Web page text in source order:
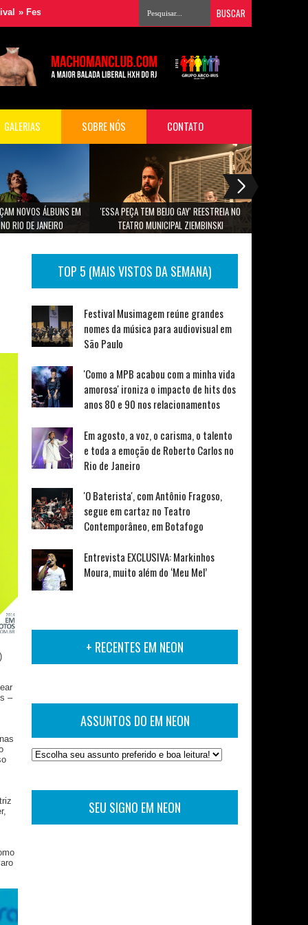
Musimagem reúne grandes nomes da música para audiovisual
GALERIAS SOBRE NÓS CONTATO
NOVOS ÁLBUNS EM
RIO DE JANEIRO
'ESSA PEÇA TEM BEIJO GAY' REESTREIA NO
TEATRO MUNICIPAL ZIEMBINSKI
–
TOP 5 (MAIS VISTOS DA SEMANA)
Festival Musimagem reúne grandes
nomes da música para audiovisual em
São Paulo
'Como a MPB acabou com a minha vida
amorosa' ironiza o impacto de hits dos
anos 80 e 90 nos relacionamentos
Em agosto, a voz, o carisma, o talento
e toda a emoção de Roberto Carlos no
Rio de Janeiro
'O Baterista', com Antônio Fragoso,
segue em cartaz no Teatro
Contemporâneo, em Botafogo
Entrevista EXCLUSIVA: Markinhos
Moura, muito além do ‘Meu Mel’
+ RECENTES EM NEON
ASSUNTOS DO EM NEON
SEU SIGNO EM NEON